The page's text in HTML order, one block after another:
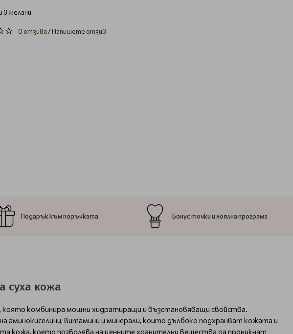
в желани
0 отзива/Напишете отзив
Подарък към поръчката Бонус точки и лоялна програма
суха кожа
, която комбинира мощни хидратиращи и възстановяващи свойства.
витамини и минерали, които дълбоко подхранват кожата и
кожа, което позволява на ценните хранителни вещества да проникнат